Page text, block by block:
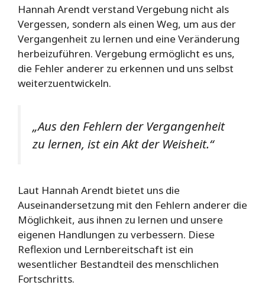
Hannah Arendt verstand Vergebung nicht als
Vergessen, sondern als einen Weg, um aus der
Vergangenheit zu lernen und eine Veränderung
herbeizuführen. Vergebung ermöglicht es uns,
die Fehler anderer zu erkennen und uns selbst
weiterzuentwickeln.
„Aus den Fehlern der Vergangenheit
zu lernen, ist ein Akt der Weisheit.“
Laut Hannah Arendt bietet uns die
Auseinandersetzung mit den Fehlern anderer die
Möglichkeit, aus ihnen zu lernen und unsere
eigenen Handlungen zu verbessern. Diese
Reflexion und Lernbereitschaft ist ein
wesentlicher Bestandteil des menschlichen
Fortschritts.